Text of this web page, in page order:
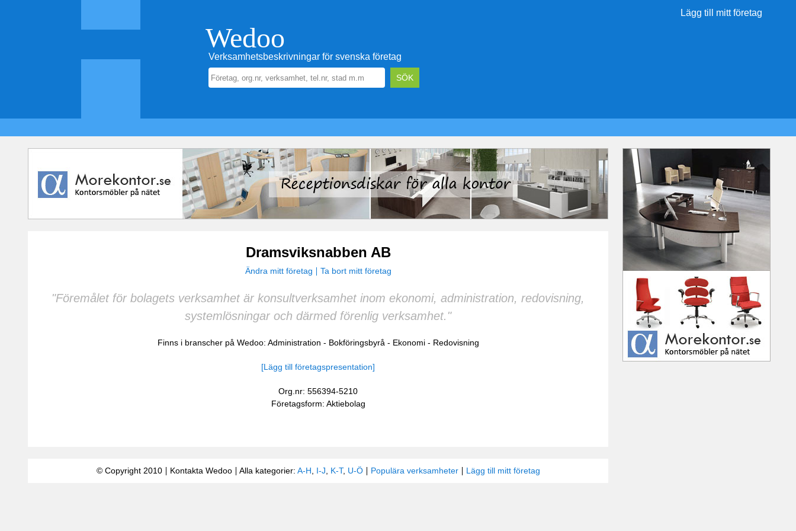
Lägg till mitt företag
Wedoo
Verksamhetsbeskrivningar för svenska företag
Dramsviksnabben AB
Ändra mitt företag Ta bort mitt företag
"Föremålet för bolagets verksamhet är konsultverksamhet inom ekonomi, administration, redovisning,
systemlösningar och därmed förenlig verksamhet."
Finns i branscher på Wedoo: Administration - Bokföringsbyrå - Ekonomi- Redovisning
[Lägg till företagspresentation]
Org.nr: 556394-5210
Företagsform: Aktiebolag
© Copyright 2010 Kontakta Wedoo Alla kategorier: A-H I-J K-T, U-Ö Populära verksamheter Lägg till mitt företag